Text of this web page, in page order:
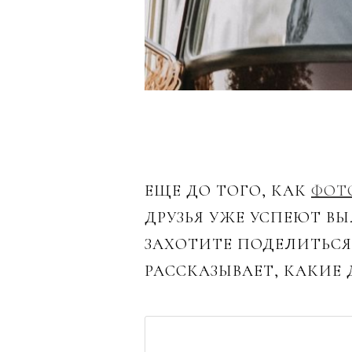
ЕЩЕ ДО ТОГО, КАК
ДРУЗЬЯ УЖЕ УСПЕЮТ
ЗАХОТИТЕ
РАССКАЗЫВАЕТ,